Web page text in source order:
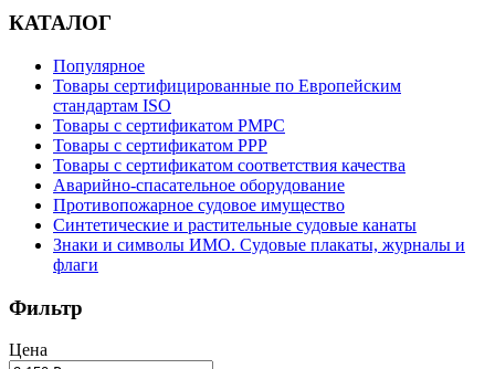
КАТАЛОГ
Популярное
Товары сертифицированные по Европейским
стандартам ISO
Товары с сертификатом РМРС
Товары с сертификатом РРР
Товары с сертификатом соответствия качества
Аварийно-спасательное оборудование
Противопожарное судовое имущество
Синтетические и растительные судовые канаты
Знаки и символы ИМО. Судовые плакаты, журналы и
флаги
Фильтр
Цена